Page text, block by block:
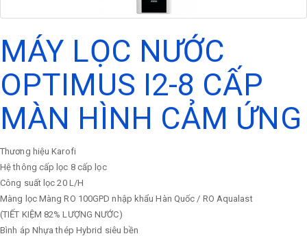
MÁY LỌC NƯỚC
OPTIMUS I2-8 CẤP
MÀN HÌNH CẢM ỨNG
Thương hiệu Karofi
Hệ thông cấp lọc 8 cấp lọc
Công suất lọc 20 L/H
Màng lọc Màng RO 100GPD nhập khẩu Hàn Quốc / RO Aqualast
(TIẾT KIỆM 82% LƯỢNG NƯỚC)
Bình áp Nhựa thép Hybrid siêu bền